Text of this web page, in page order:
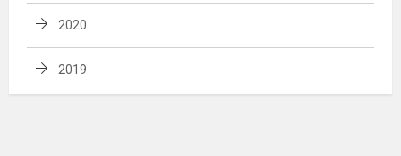
2020
2019